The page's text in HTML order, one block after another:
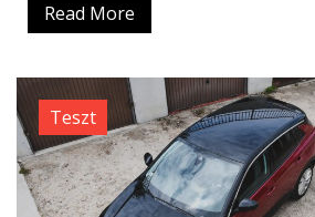
Read More
Teszt